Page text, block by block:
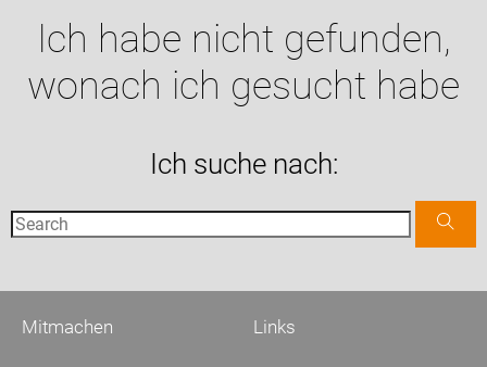
Ich habe nicht gefunden,
wonach ich gesucht habe
Ich suche nach:
Links
Mitmachen